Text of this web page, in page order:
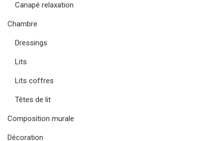
Canapé relaxation
Chambre
Dressings
Lits
Lits coffres
Têtes de lit
Composition murale
Décoration